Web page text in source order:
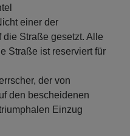
einer der
Straße gesetzt. Alle
Straße ist reserviert für
der von
den bescheidenen
Einzug